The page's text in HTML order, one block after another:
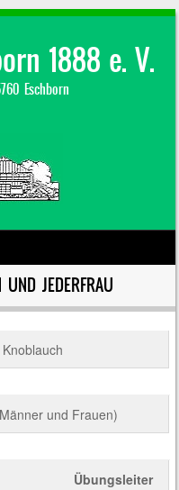
1888 e. V.
Eschborn
JEDERFRAU
und Frauen)
Übungsleiter